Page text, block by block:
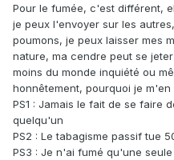
Pour le fumée, c'est différent,
je peux l'envoyer sur les
poumons, je peux laisser mes
nature, ma cendre peut se
moins du monde inquiété ou
honnêtement, pourquoi je m'en
PS1 : Jamais le fait de se faire
quelqu'un
PS2 : Le tabagisme passif tue
PS3 : Je n'ai fumé qu'une